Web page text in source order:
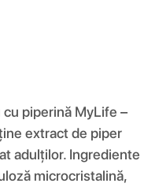
piperină MyLife –
extract de piper
adulților. Ingrediente
microcristalină,